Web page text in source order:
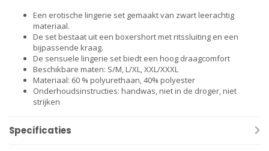
Een erotische lingerie set gemaakt van zwart leerachtig
materiaal.
De set bestaat uit een boxershort met ritssluiting en een
bijpassende kraag.
De sensuele lingerie set biedt een hoog draagcomfort
Beschikbare maten: S/M, L/XL, XXL/XXXL
Materiaal: 60 % polyurethaan, 40% polyester
Onderhoudsinstructies: handwas, niet in de droger, niet
strijken
Specificaties